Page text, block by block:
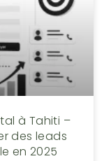
à Tahiti –
des leads
en 2025